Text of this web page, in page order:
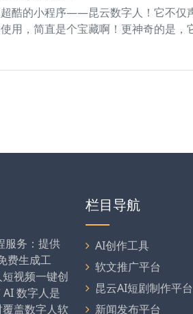
酷的小程序——昆云数字人！它不仅
用，简直是个宝藏啊！更神奇的是
服务：提供
费生成工
视频一键创
数字人是
盖数字人软
栏目导航
AI创作工具
软文推广平台
昆云AI短剧制作平台
新闻发布平台